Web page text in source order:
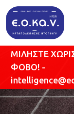
Παράκαμψη προς το
ΜΙΛΗΣΤΕ
ΦΟΒΟ! -